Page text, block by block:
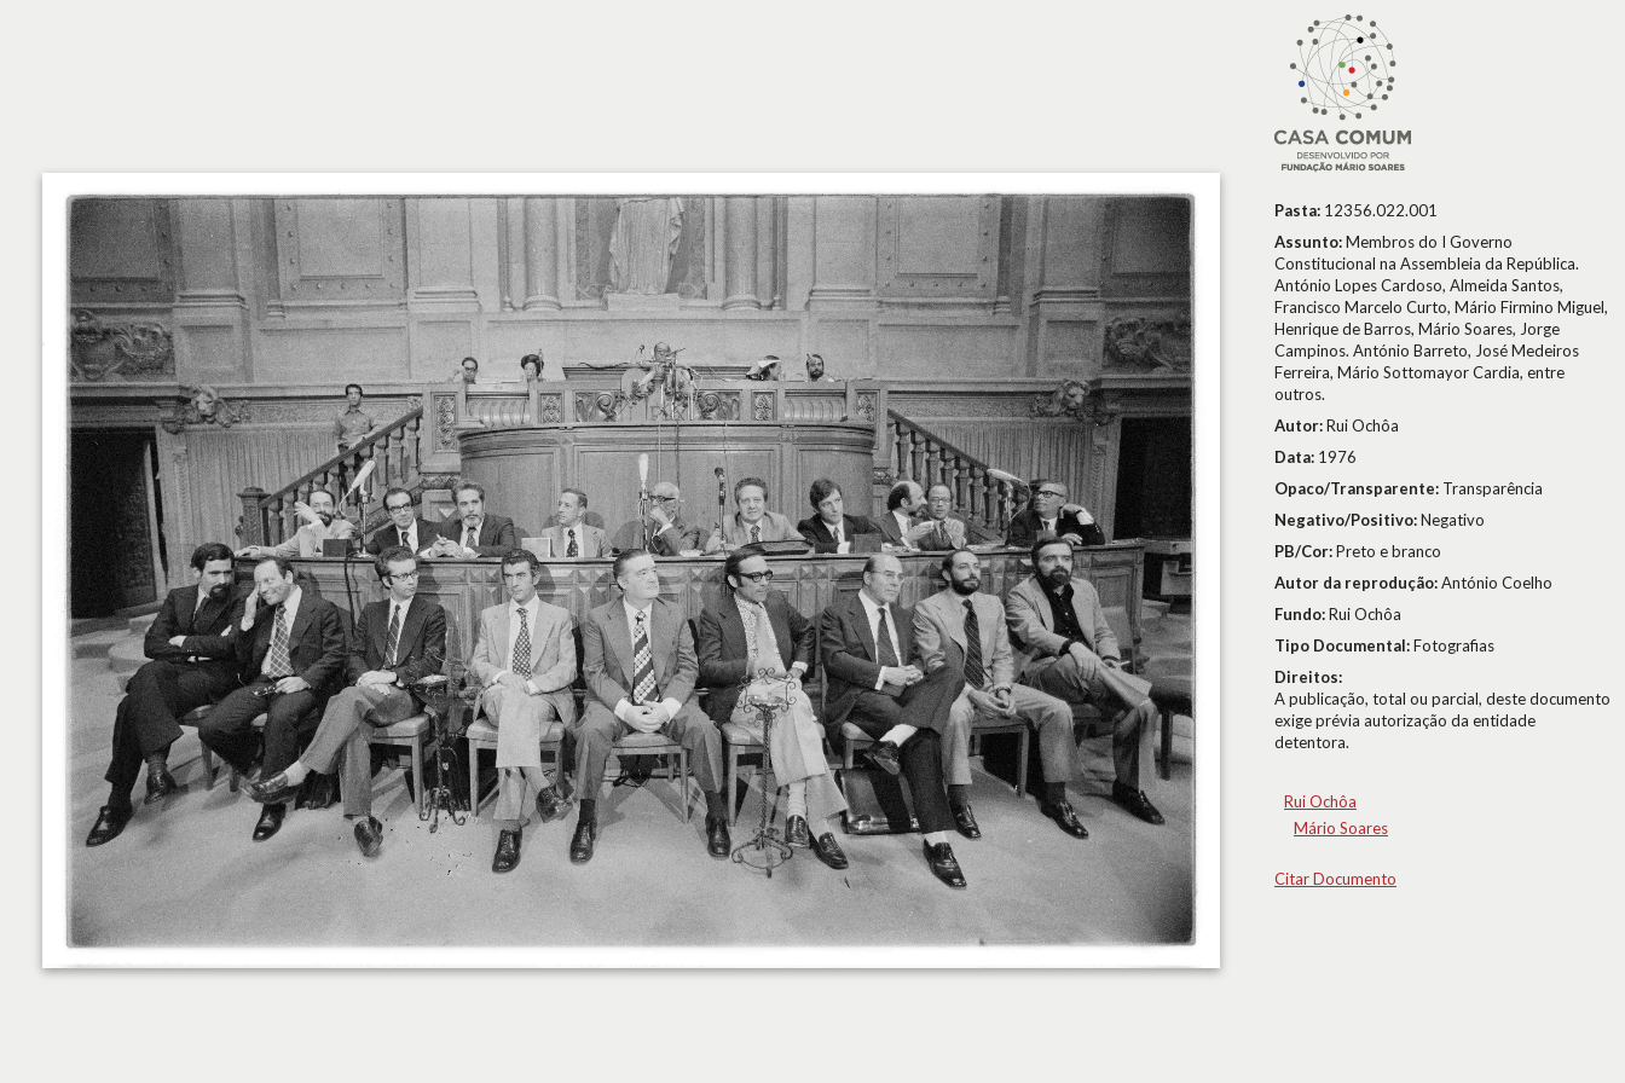
Pasta: 12356.022.001
Assunto:Membros do I Governo
Constitucional na Assembleia da República.
António Lopes Cardoso, Almeida Santos,
Francisco Marcelo Curto, Mário Firmino Miguel,
Henrique de Barros, Mário Soares, Jorge
Campinos. António Barreto, José Medeiros
Ferreira, Mário Sottomayor Cardia, entre
outros.
Autor:Rui Ochôa
Data: 1976
Opaco/Transparente: Transparência
Negativo/Positivo:Negativo
PB/Cor:Preto e branco
Autor da reprodução:António Coelho
Fundo:Rui Ochôa
Tipo Documental:Fotografias
Direitos:
A publicação, total ou parcial, deste documento
exige prévia autorização da entidade
detentora.
Rui Ochôa
Mário Soares
Citar Documento